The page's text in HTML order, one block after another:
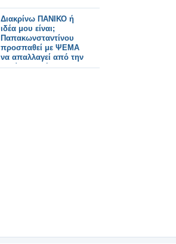
Διακρίνω ΠΑΝΙΚΟ ή
ιδέα μου είναι;
Παπακωνσταντίνου
προσπαθεί με ΨΕΜΑ
να απαλλαγεί από την
περίφημη δήλωση